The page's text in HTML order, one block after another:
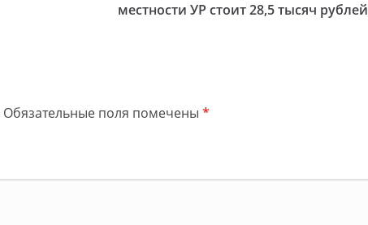
местности УР стоит 28,5 тысяч рублей
Обязательные поля помечены *